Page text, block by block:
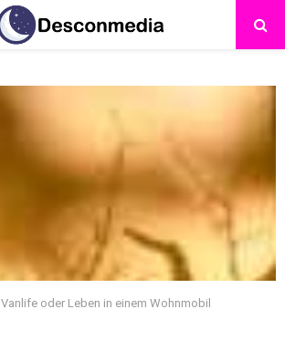
Vanlife oder Leben in einem Wohnmobil